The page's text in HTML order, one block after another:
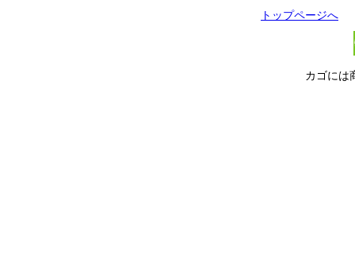
トップページへ
カゴには